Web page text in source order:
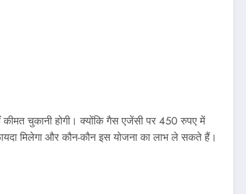
चुकानी होगी। क्योंकि गैस एजेंसी पर 450 रुपए में
मिलेगा और कौन-कौन इस योजना का लाभ ले सकते हैं।